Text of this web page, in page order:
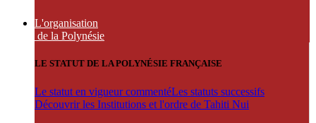
L'organisation
de la Polynésie
LE STATUT DE LA POLYNÉSIE FRANÇAISE
Le statut en vigueur commentéLes statuts successifs
Découvrir les Institutions et l'ordre de Tahiti Nui